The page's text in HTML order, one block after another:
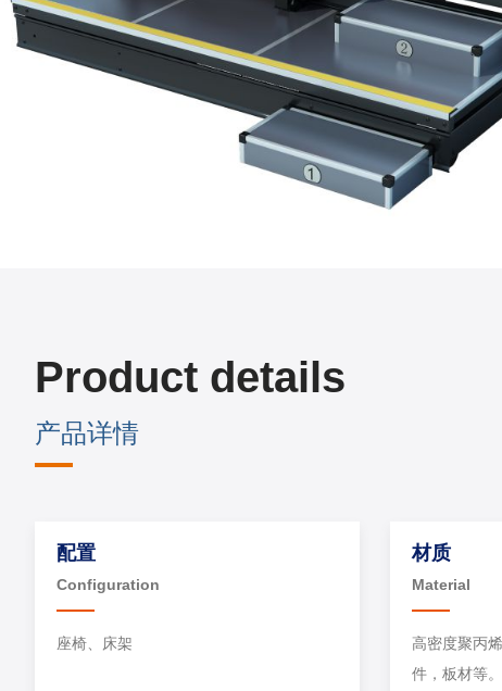
Product details
产品详情
配置
Configuration
座椅、床架
材质
Material
高密度聚丙
件，板材等。